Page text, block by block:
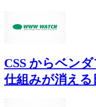
CSS からベン
仕組みが消える